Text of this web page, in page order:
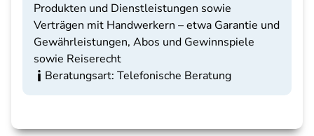
Produkten und Dienstleistungen sowie
Verträgen mit Handwerkern – etwa Garantie und
Gewährleistungen, Abos und Gewinnspiele
sowie Reiserecht
Beratungsart: Telefonische Beratung